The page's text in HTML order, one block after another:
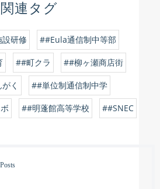
関連タグ
研修 ##Eula通信制中等部
##町クラ ##柳ヶ瀬商店街
く ##単位制通信制中学
##明蓬館高等学校 ##SNEC